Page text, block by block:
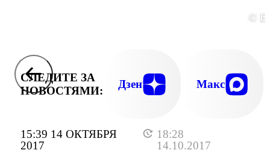
15:39 14 ОКТЯБРЯ
2017
18:28
14.10.2017
©
СЛЕДИТЕ ЗА
НОВОСТЯМИ:
Дзен Макс